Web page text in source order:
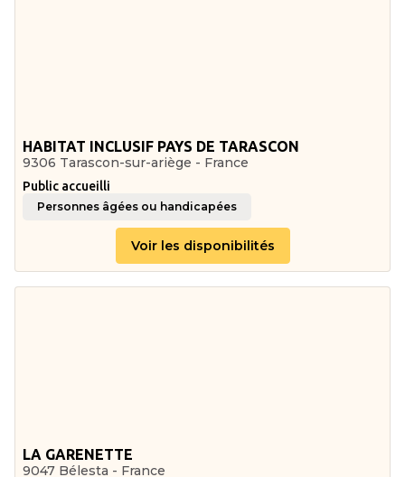
HABITAT INCLUSIF PAYS DE TARASCON
9306 Tarascon-sur-ariège - France
Public accueilli
Personnes âgées ou handicapées
Voir les disponibilités
LA GARENETTE
9047 Bélesta - France